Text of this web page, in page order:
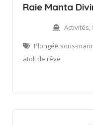
Raie Manta
Activités,
Plongée sous-
atoll de rêve